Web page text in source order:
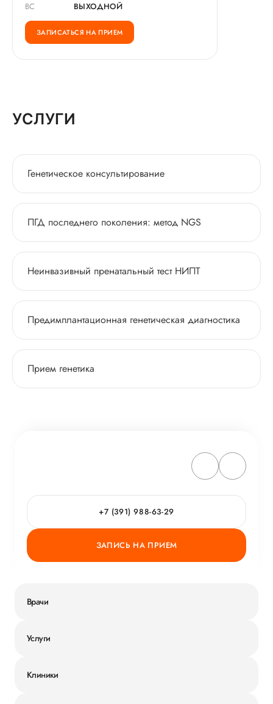
ВС
ВЫХОДНОЙ
ЗАПИСАТЬСЯ НА ПРИЕМ
УСЛУГИ
Генетическое консультирование
ПГД последнего поколения: метод NGS
Неинвазивный пренатальный тест НИПТ
Предимплантационная генетическая диагностика
Прием генетика
+7 (391) 988-63-29
ЗАПИСЬ НА ПРИЕМ
Врачи
Услуги
Клиники